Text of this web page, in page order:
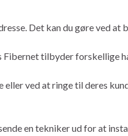
Det kan du gøre ved
Fibernet tilbyder
eller ved at ringe til deres
en tekniker ud for at